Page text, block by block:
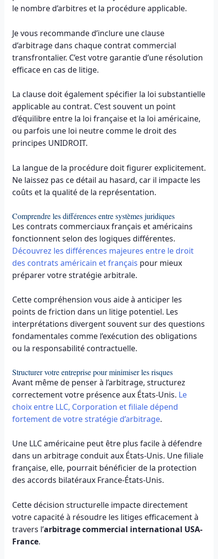
le nombre d’arbitres et la procédure applicable.
Je vous recommande d’inclure une clause
d’arbitrage dans chaque contrat commercial
transfrontalier. C’est votre garantie d’une résolution
efficace en cas de litige.
La clause doit également spécifier la loi substantielle
applicable au contrat. C’est souvent un point
d’équilibre entre la loi française et la loi américaine,
ou parfois une loi neutre comme le droit des
principes UNIDROIT.
La langue de la procédure doit figurer explicitement.
Ne laissez pas ce détail au hasard, car il impacte les
coûts et la qualité de la représentation.
Comprendre les différences entre systèmes juridiques
Les contrats commerciaux français et américains
fonctionnent selon des logiques différentes.
Découvrez les différences majeures entre le droit
des contrats américain et français pour mieux
préparer votre stratégie arbitrale.
Cette compréhension vous aide à anticiper les
points de friction dans un litige potentiel. Les
interprétations divergent souvent sur des questions
fondamentales comme l’exécution des obligations
ou la responsabilité contractuelle.
Structurer votre entreprise pour minimiser les risques
Avant même de penser à l’arbitrage, structurez
correctement votre présence aux États-Unis. Le
choix entre LLC, Corporation et filiale dépend
fortement de votre stratégie d’arbitrage.
Une LLC américaine peut être plus facile à défendre
dans un arbitrage conduit aux États-Unis. Une filiale
française, elle, pourrait bénéficier de la protection
des accords bilatéraux France-États-Unis.
Cette décision structurelle impacte directement
votre capacité à résoudre les litiges efficacement à
travers l’arbitrage commercial international USA-
France.